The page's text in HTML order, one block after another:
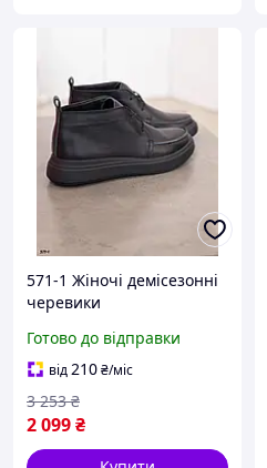
571-1 Жіночі демісезонні
черевики
Готово до відправки
від210₴/міс
2 099₴
3 253 ₴